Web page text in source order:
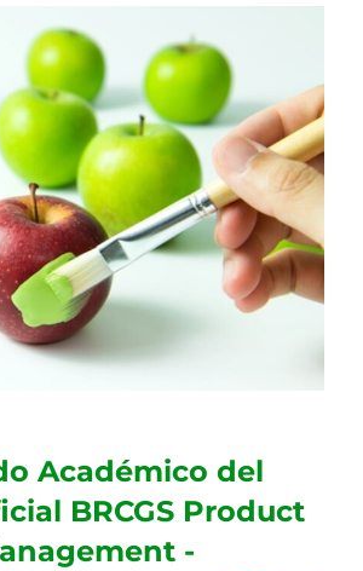
Académico del
BRCGS Product
-